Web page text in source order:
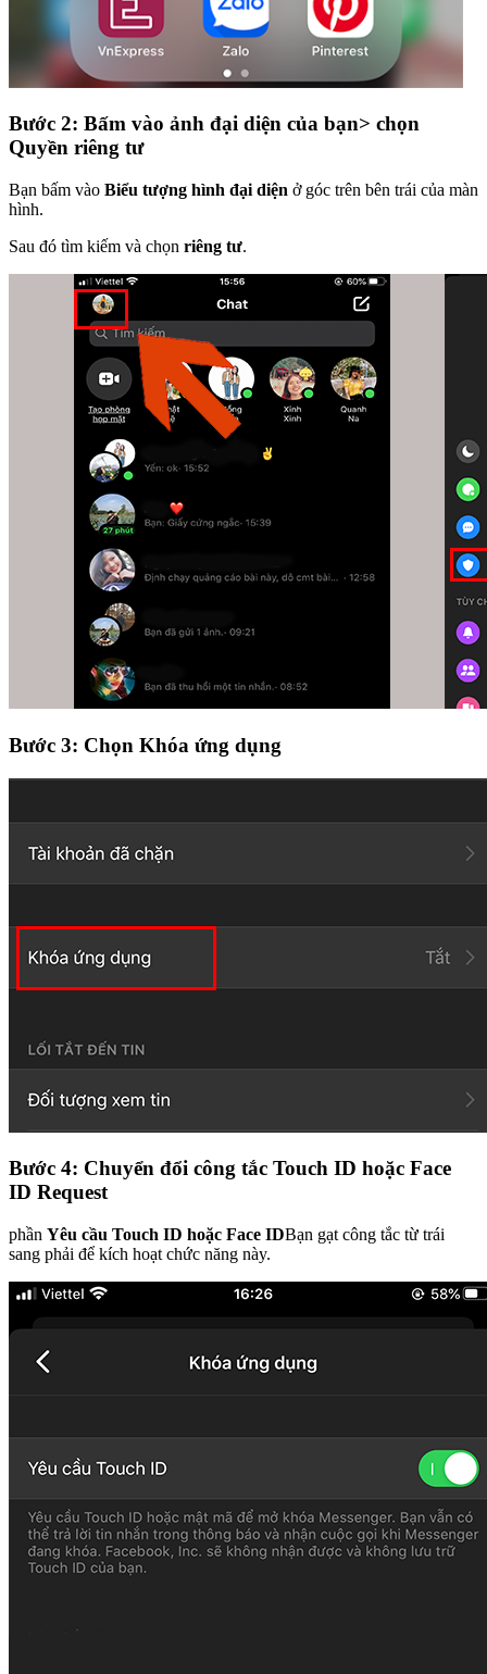
Bước 2: Bấm vào ảnh đại diện của bạn> chọn
Quyền riêng tư
Bạn bấm vào Biểu tượng hình đại diện ở góc trên bên trái của màn
hình.
Sau đó tìm kiếm và chọn riêng tư.
Bước 3: Chọn Khóa ứng dụng
Bước 4: Chuyển đổi công tắc Touch ID hoặc Face
ID Request
phần Yêu cầu Touch ID hoặc Face IDBạn gạt công tắc từ trái
sang phải để kích hoạt chức năng này.